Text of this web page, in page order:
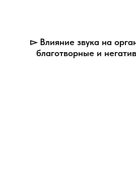
▻ Влияние звука на
благотворные и